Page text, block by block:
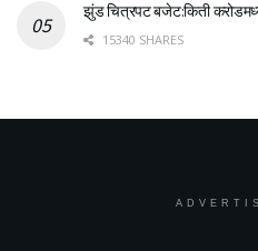
झुंड चित्रपट बजेट:किती
15340 SHARES